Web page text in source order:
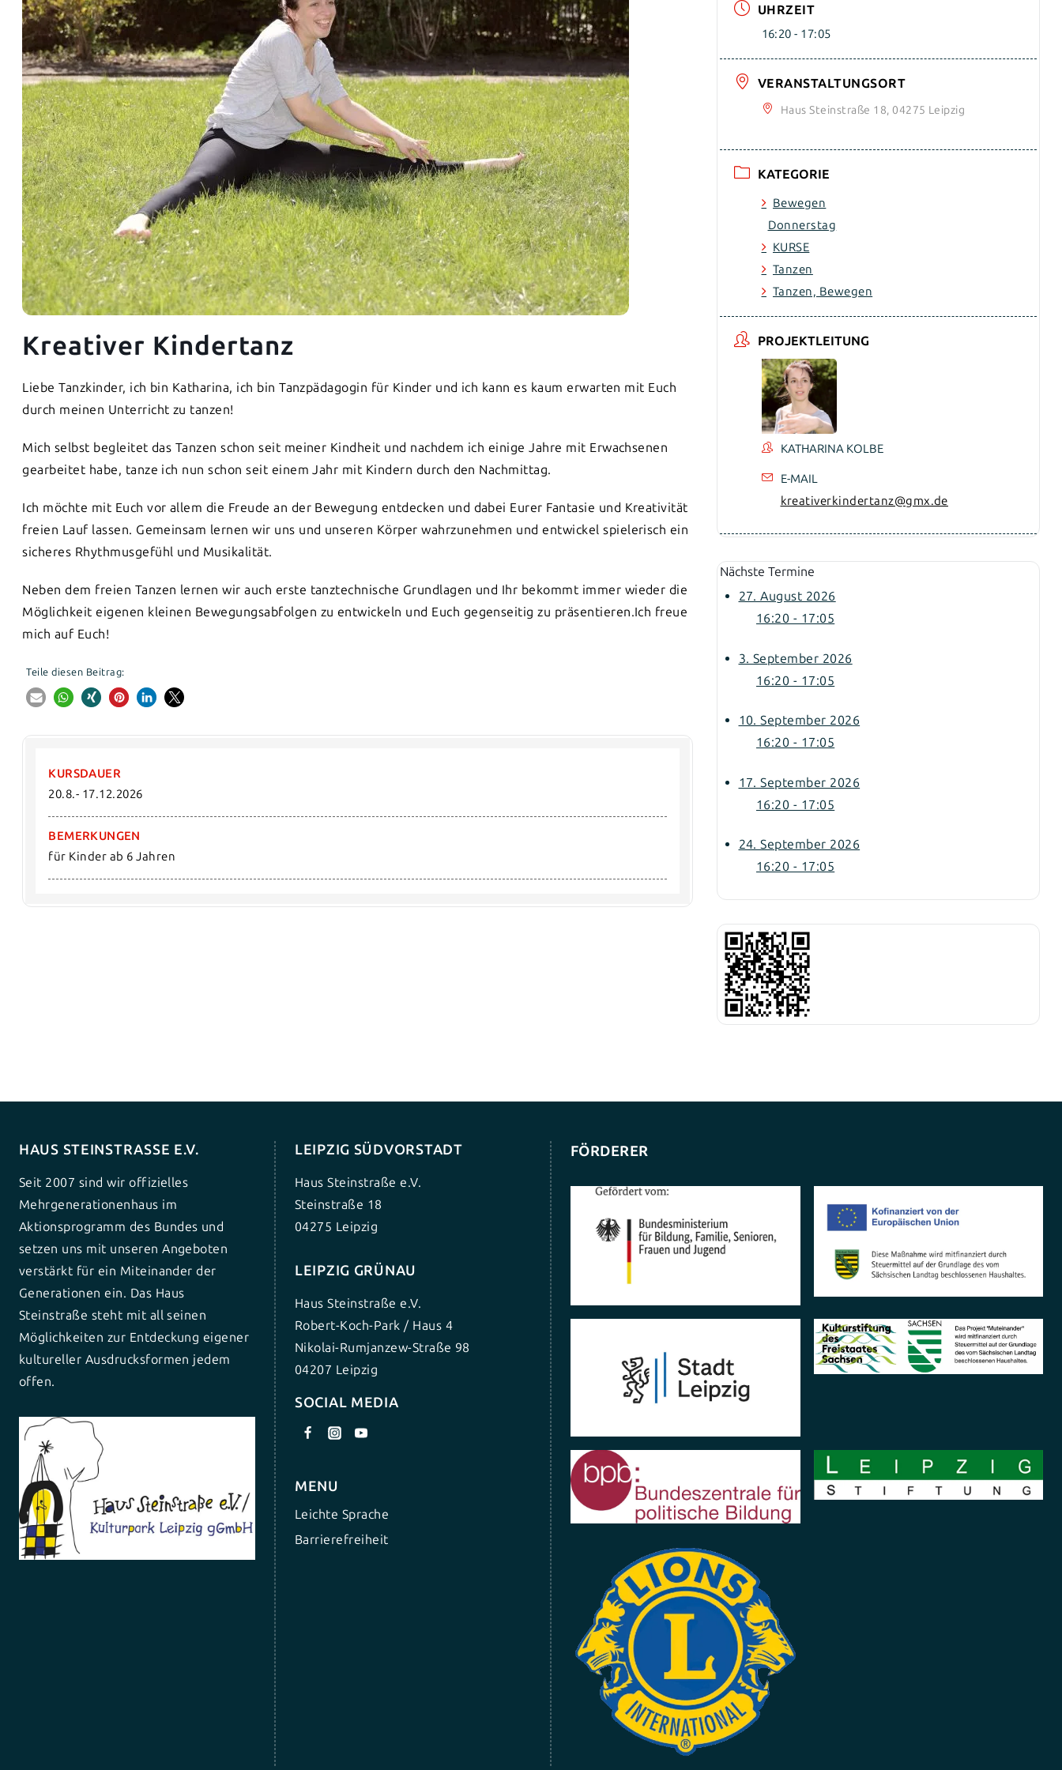
Kreativer Kindertanz
Liebe Tanzkinder, ich bin Katharina, ich bin Tanzpädagogin für Kinder und ich kann es kaum erwarten mit Euch
durch meinen Unterricht zu tanzen!
Mich selbst begleitet das Tanzen schon seit meiner Kindheit und nachdem ich einige Jahre mit Erwachsenen
gearbeitet habe, tanze ich nun schon seit einem Jahr mit Kindern durch den Nachmittag.
Ich möchte mit Euch vor allem die Freude an der Bewegung entdecken und dabei Eurer Fantasie und Kreativität
freien Lauf lassen. Gemeinsam lernen wir uns und unseren Körper wahrzunehmen und entwickel spielerisch ein
sicheres Rhythmusgefühl und Musikalität.
Neben dem freien Tanzen lernen wir auch erste tanztechnische Grundlagen und Ihr bekommt immer wieder die
Möglichkeit eigenen kleinen Bewegungsabfolgen zu entwickeln und Euch gegenseitig zu präsentieren.Ich freue
mich auf Euch!
Teile diesen Beitrag:
KURSDAUER
20.8.- 17.12.2026
BEMERKUNGEN
für Kinder ab 6 Jahren
UHRZEIT
16:20 - 17:05
VERANSTALTUNGSORT
Haus Steinstraße 18, 04275 Leipzig
KATEGORIE
Bewegen
Donnerstag
KURSE
Tanzen
Tanzen, Bewegen
PROJEKTLEITUNG
KATHARINA KOLBE
E-MAIL
kreativerkindertanz@gmx.de
Nächste Termine
27. August 2026
16:20 - 17:05
3. September 2026
16:20 - 17:05
10. September 2026
16:20 - 17:05
17. September 2026
16:20 - 17:05
24. September 2026
16:20 - 17:05
HAUS STEINSTRASSE E.V.
Seit 2007 sind wir offizielles
Mehrgenerationenhaus im
Aktionsprogramm des Bundes und
setzen uns mit unseren Angeboten
verstärkt für ein Miteinander der
Generationen ein. Das Haus
Steinstraße steht mit all seinen
Möglichkeiten zur Entdeckung eigener
kultureller Ausdrucksformen jedem
offen.
LEIPZIG SÜDVORSTADT
Haus Steinstraße e.V.
Steinstraße 18
04275 Leipzig
LEIPZIG GRÜNAU
Haus Steinstraße e.V.
Robert-Koch-Park / Haus 4
Nikolai-Rumjanzew-Straße 98
04207 Leipzig
SOCIAL MEDIA
MENU
Leichte Sprache
Barrierefreiheit
FÖRDERER